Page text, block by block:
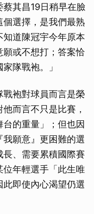
其昌19日稍早在臉
選擇，是我們最熟
道陳冠宇今年原本
或不想打；答案恰
隊戰袍。」
袍對球員而言是榮
而言不只是比賽，
的重量」；但也因
願意』更困難的選
、需要累積國際賽
年輕選手「此生唯
即使內心渴望仍選